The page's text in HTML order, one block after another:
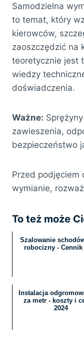
Samodzielna
to temat, który
kierowców,
zaoszczędzić na
teoretycznie jest
wiedzy
doświadczenia.
Ważne:
zawieszenia,
bezpieczeństwo
Przed podjęciem
wymianie,
To też może
Szalowanie
robocizny - Cennik
Instalacja
za metr - koszty i
2024